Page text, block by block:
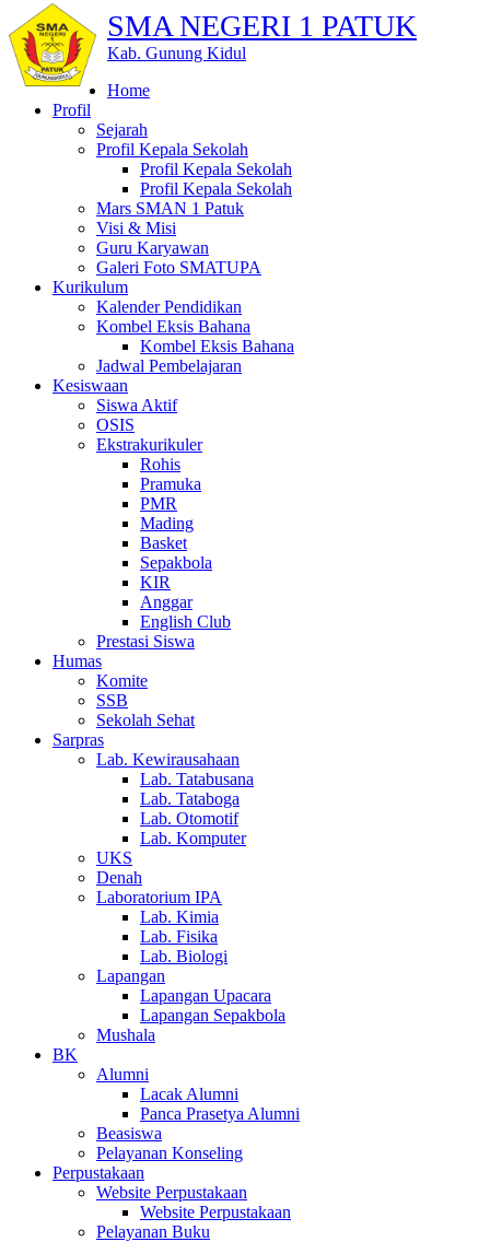
SMA NEGERI 1 PATUK
Kab. Gunung Kidul
Home
Profil
Sejarah
Profil Kepala Sekolah
Profil Kepala Sekolah
Profil Kepala Sekolah
Mars SMAN 1 Patuk
Visi & Misi
Guru Karyawan
Galeri Foto SMATUPA
Kurikulum
Kalender Pendidikan
Kombel Eksis Bahana
Kombel Eksis Bahana
Jadwal Pembelajaran
Kesiswaan
Siswa Aktif
OSIS
Ekstrakurikuler
Rohis
Pramuka
PMR
Mading
Basket
Sepakbola
KIR
Anggar
English Club
Prestasi Siswa
Humas
Komite
SSB
Sekolah Sehat
Sarpras
Lab. Kewirausahaan
Lab. Tatabusana
Lab. Tataboga
Lab. Otomotif
Lab. Komputer
UKS
Denah
Laboratorium IPA
Lab. Kimia
Lab. Fisika
Lab. Biologi
Lapangan
Lapangan Upacara
Lapangan Sepakbola
Mushala
BK
Alumni
Lacak Alumni
Panca Prasetya Alumni
Beasiswa
Pelayanan Konseling
Perpustakaan
Website Perpustakaan
Website Perpustakaan
Pelayanan Buku